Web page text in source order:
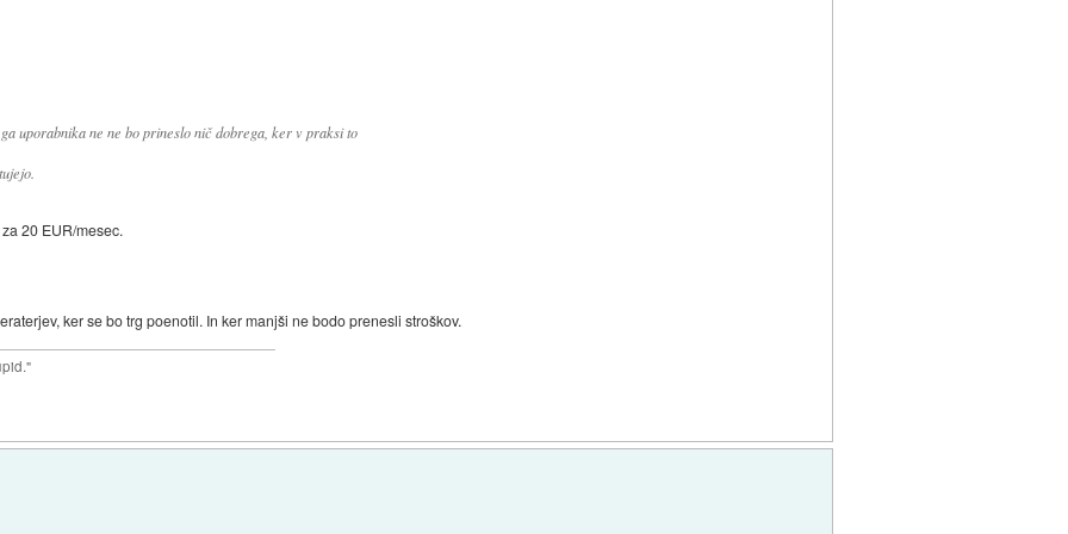
uporabnika ne ne bo prineslo nič dobrega, ker v praksi to
20 EUR/mesec.
ker se bo trg poenotil. In ker manjši ne bodo prenesli stroškov.